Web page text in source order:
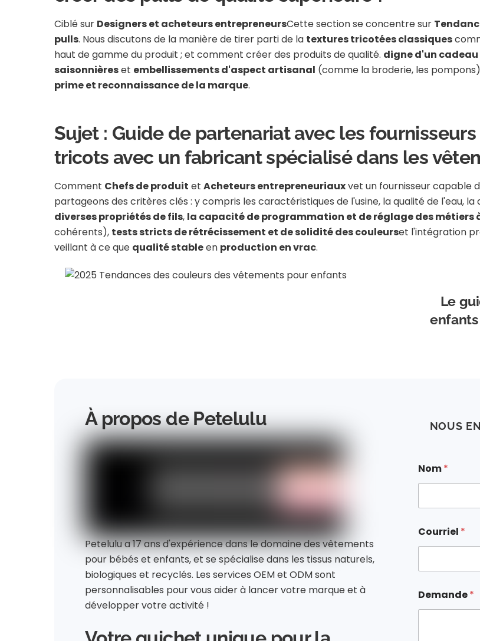
Ciblé sur Designers et acheteurs entrepreneursCette section se concentre sur
pulls. Nous discutons de la manière de tirer parti de la textures tricotées classiques
haut de gamme du produit ; et comment créer des produits de qualité. digne d'un cadeau
saisonnièreset embellissements d'aspect artisanal (comme la broderie, les
prime et reconnaissance de la marque.
Sujet : Guide de partenariat avec les
tricots avec un fabricant spécialisé dans les
Comment Chefs de produit et Acheteurs entrepreneuriauxvet un fournisseur capable
partageons des critères clés : y compris les caractéristiques de l'usine, la qualité de l'eau, la
diverses propriétés de fils, la capacité de programmation et de réglage des métiers
cohérents), tests stricts de rétrécissement et de solidité des couleurset l'intégration
veillant à ce que qualité stableen production en vrac.
Le
À propos de Petelulu
Petelulu a 17 ans d'expérience dans le domaine des vêtements
pour bébés et enfants, et se spécialise dans les tissus naturels,
biologiques et recyclés. Les services OEM et ODM sont
personnalisables pour vous aider à lancer votre marque et à
développer votre activité !
NOUS
Nom*
Courriel *
o
m
Demande*